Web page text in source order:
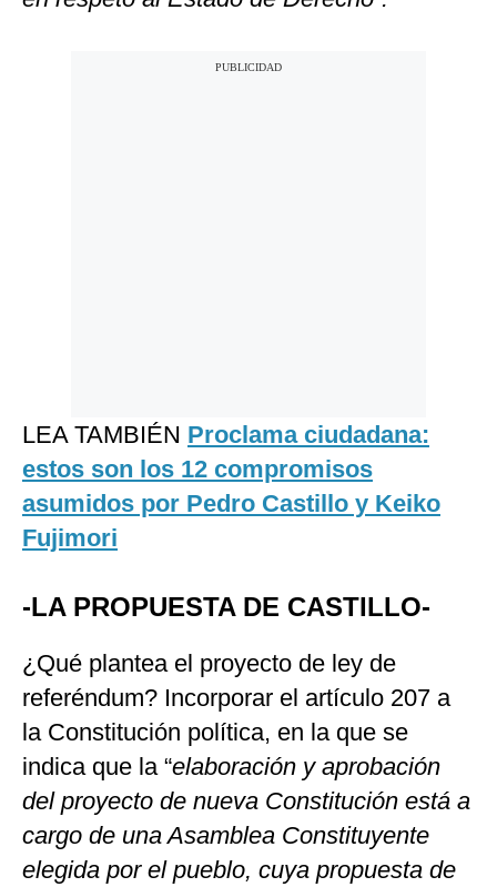
LEA TAMBIÉN Proclama ciudadana:
estos son los 12 compromisos
asumidos por Pedro Castillo y Keiko
Fujimori
-LA PROPUESTA DE CASTILLO-
¿Qué plantea el proyecto de ley de
referéndum? Incorporar el artículo 207 a
la Constitución política, en la que se
indica que la “elaboración y aprobación
del proyecto de nueva Constitución está a
cargo de una Asamblea Constituyente
elegida por el pueblo, cuya propuesta de